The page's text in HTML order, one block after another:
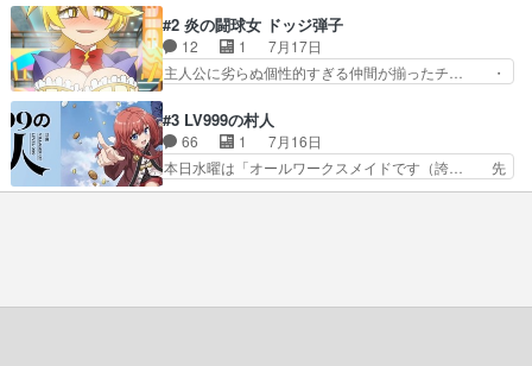
それでいいのか？と思わない… 貴族は階級社会で
大変だ。や、やはり同性に… 第２話をU-NEXTで
視聴しました。視聴…
きで真っ直ぐな主人公と、拗らせに拗ら… にて、
落語部長役で出演させていただきまし… すげえお
もしろかった。アバンの諸星大二郎… ◤￣￣￣￣
￣￣￣￣￣￣￣￣￣￣名場面アイ… メンバーと部
んなジャンル描いてどんどん… 春の南東の空のお
とめ座付近明るい星は20… 明るい現役の青春と
暗い過去の情念とが良い…
#2 炎の闘球女 ドッジ弾子
12 1
7月17日
主人公に劣らぬ個性的すぎる仲間が揃ったチ… ・
登場!因縁のライバル!善の立ち位置で… しょーも
な…こんなもん真面目に見たらバカ… 宿命のライ
バルの襲撃に始まり、燃えるシチ… 早くもライバ
ルチーム。敵もなかなかに個性… があると思った
#3 LV999の村人
66 1
7月16日
本日水曜は「オールワークスメイドです（誇… 先
入観に縛られない鏡の姿勢と、アリスの笑… 本日